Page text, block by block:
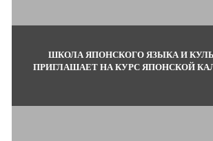
ШКОЛА ЯПОНСКОГО ЯЗЫКА И
ПРИГЛАШАЕТ НА КУРС ЯПОНСКОЙ